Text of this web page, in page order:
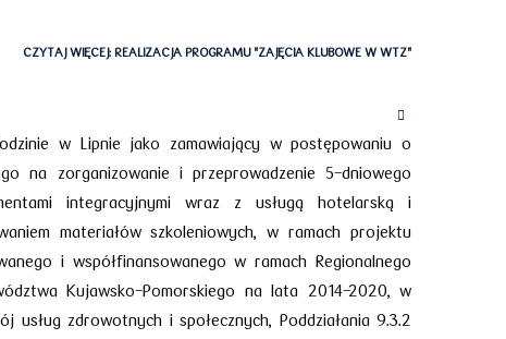
CZYTAJ WIĘCEJ: REALIZACJA PROGRAMU "ZAJĘCIA KLUBOWE W WTZ"
w Lipnie jako zamawiający w postępowaniu o
na zorganizowanie i przeprowadzenie 5-dniowego
integracyjnymi wraz z usługą hotelarską i
materiałów szkoleniowych, w ramach projektu
i współfinansowanego w ramach Regionalnego
Kujawsko-Pomorskiego na lata 2014-2020, w
zdrowotnych i społecznych, Poddziałania 9.3.2